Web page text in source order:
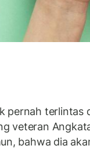
pernah terlintas
veteran
bahwa dia